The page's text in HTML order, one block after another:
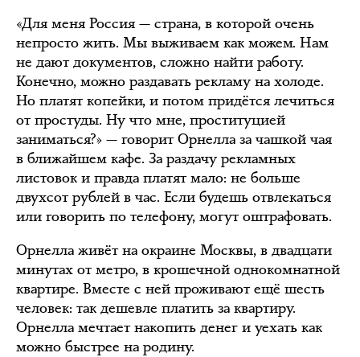
«Для меня Россия — страна, в которой очень
непросто жить. Мы выживаем как можем. Нам
не дают документов, сложно найти работу.
Конечно, можно раздавать рекламу на холоде.
Но платят копейки, и потом придётся лечиться
от простуды. Ну что мне, проституцией
заниматься?» — говорит Орнелла за чашкой чая
в ближайшем кафе. За раздачу рекламных
листовок и правда платят мало: не больше
двухсот рублей в час. Если будешь отвлекаться
или говорить по телефону, могут оштрафовать.
Орнелла живёт на окраине Москвы, в двадцати
минутах от метро, в крошечной однокомнатной
квартире. Вместе с ней проживают ещё шесть
человек: так дешевле платить за квартиру.
Орнелла мечтает накопить денег и уехать как
можно быстрее на родину.